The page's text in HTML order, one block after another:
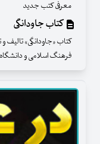
معرفی کتب جدید
کتاب جاودانگی
کتاب «جاودانگی» تالیف
فرهنگ اسلامی و